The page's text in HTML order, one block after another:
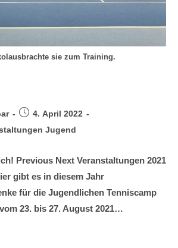
sie zum Training.
4. April 2022
Jugend
Previous Next Veranstaltungen 2021
gibt es in diesem Jahr
für die Jugendlichen Tenniscamp
23. bis 27. August 2021…